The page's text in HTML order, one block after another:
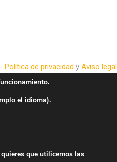
- Política de privacidad y Aviso legal
el idioma).
que utilicemos las